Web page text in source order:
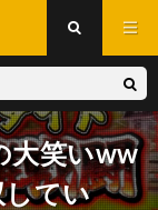
大笑いww
てい